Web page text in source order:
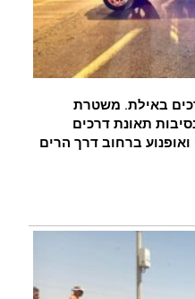
באילת. משטרת
תאונת דרכים
ברחוב דרך הרים